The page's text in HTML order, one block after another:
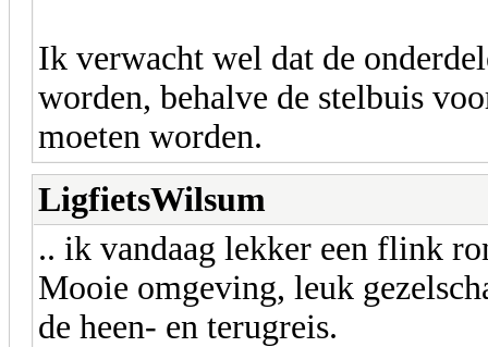
Ik verwacht wel dat de
worden, behalve de stelbuis
moeten worden.
LigfietsWilsum
.. ik vandaag lekker een flink
Mooie omgeving, leuk
de heen- en terugreis.